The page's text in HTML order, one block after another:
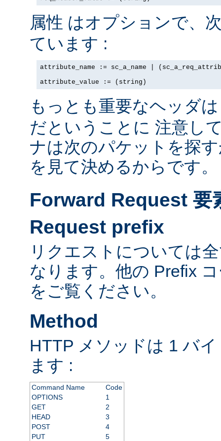
属性 はオプションで、
ています :
attribute_name := sc_a_name |
attribute_value := (string)
もっとも重要なヘッダ
だということに 注意し
ナは次のパケットを探
を見て決めるからです。
Forward Request 要
Request prefix
リクエストについては
なります。他の Prefix
をご覧ください。
Method
HTTP メソッドは 1 バ
ます :
Command Name
Code
OPTIONS
1
GET
2
HEAD
3
POST
4
PUT
5